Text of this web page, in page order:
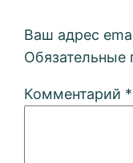
Ваш адрес
Обязательные
Комментарий *